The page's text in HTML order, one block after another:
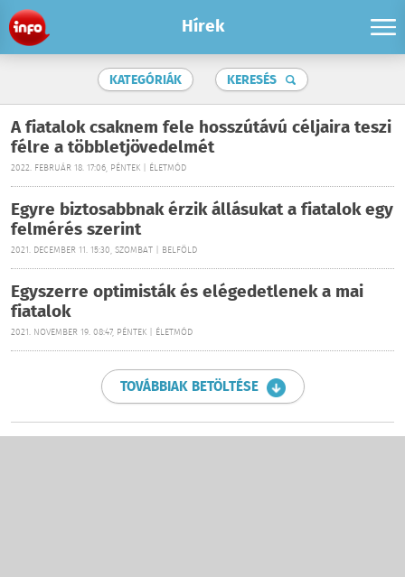
Hírek
KATEGÓRIÁK KERESÉS
A fiatalok csaknem fele hosszútávú céljaira teszi
félre a többletjövedelmét
2022. FEBRUÁR 18. 17:06, PÉNTEK | ÉLETMÓD
Egyre biztosabbnak érzik állásukat a fiatalok egy
felmérés szerint
2021. DECEMBER 11. 15:30, SZOMBAT | BELFÖLD
Egyszerre optimisták és elégedetlenek a mai
fiatalok
2021. NOVEMBER 19. 08:47, PÉNTEK | ÉLETMÓD
TOVÁBBIAK BETÖLTÉSE